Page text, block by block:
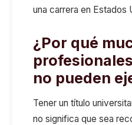
una carrera en Estados
¿Por qué
no pueden
Tener un título
no significa que sea